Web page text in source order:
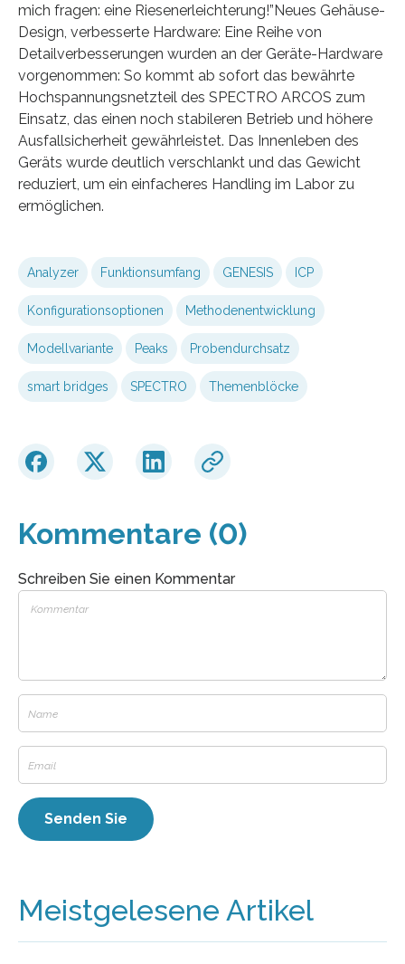
mich fragen: eine Riesenerleichterung!”Neues Gehäuse-
Design, verbesserte Hardware: Eine Reihe von
Detailverbesserungen wurden an der Geräte-Hardware
vorgenommen: So kommt ab sofort das bewährte
Hochspannungsnetzteil des SPECTRO ARCOS zum
Einsatz, das einen noch stabileren Betrieb und höhere
Ausfallsicherheit gewährleistet. Das Innenleben des
Geräts wurde deutlich verschlankt und das Gewicht
reduziert, um ein einfacheres Handling im Labor zu
ermöglichen.
Analyzer Funktionsumfang GENESIS ICP
Konfigurationsoptionen Methodenentwicklung
Modellvariante Peaks Probendurchsatz
smart bridges SPECTRO Themenblöcke
Kommentare (0)
Schreiben Sie einen Kommentar
Meistgelesene Artikel